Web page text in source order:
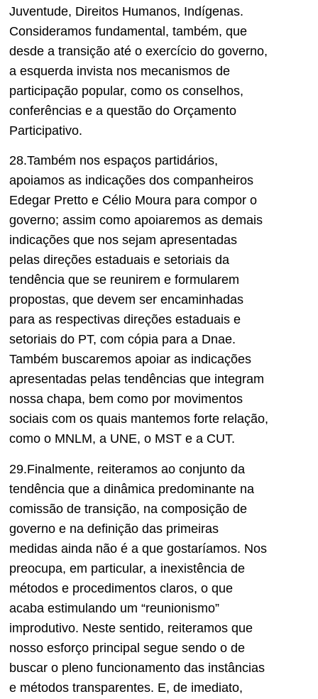
Juventude, Direitos Humanos, Indígenas.
Consideramos fundamental, também, que
desde a transição até o exercício do governo,
a esquerda invista nos mecanismos de
participação popular, como os conselhos,
conferências e a questão do Orçamento
Participativo.
28.Também nos espaços partidários,
apoiamos as indicações dos companheiros
Edegar Pretto e Célio Moura para compor o
governo; assim como apoiaremos as demais
indicações que nos sejam apresentadas
pelas direções estaduais e setoriais da
tendência que se reunirem e formularem
propostas, que devem ser encaminhadas
para as respectivas direções estaduais e
setoriais do PT, com cópia para a Dnae.
Também buscaremos apoiar as indicações
apresentadas pelas tendências que integram
nossa chapa, bem como por movimentos
sociais com os quais mantemos forte relação,
como o MNLM, a UNE, o MST e a CUT.
29.Finalmente, reiteramos ao conjunto da
tendência que a dinâmica predominante na
comissão de transição, na composição de
governo e na definição das primeiras
medidas ainda não é a que gostaríamos. Nos
preocupa, em particular, a inexistência de
métodos e procedimentos claros, o que
acaba estimulando um “reunionismo”
improdutivo. Neste sentido, reiteramos que
nosso esforço principal segue sendo o de
buscar o pleno funcionamento das instâncias
e métodos transparentes. E, de imediato,